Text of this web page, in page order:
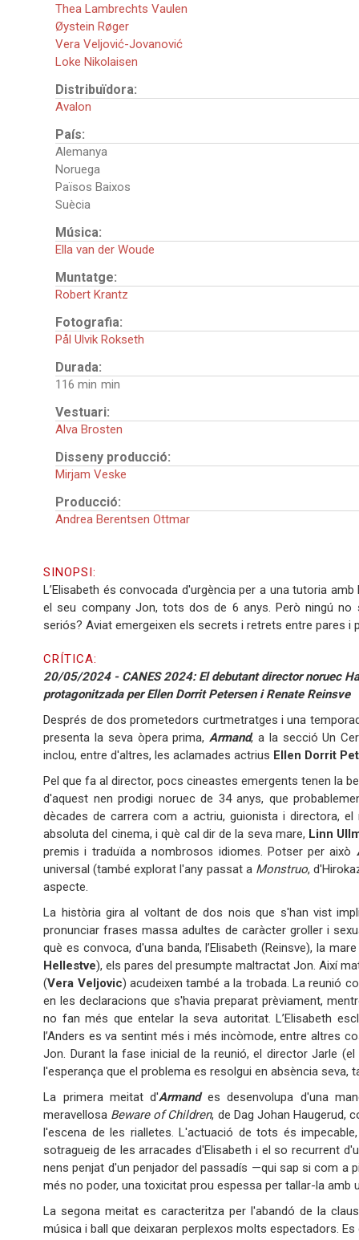
Thea Lambrechts Vaulen
Øystein Røger
Vera Veljović-Jovanović
Loke Nikolaisen
Distribuïdora:
Avalon
País:
Alemanya
Noruega
Països Baixos
Suècia
Música:
Ella van der Woude
Muntatge:
Robert Krantz
Fotografia:
Pål Ulvik Rokseth
Durada:
116 min
Vestuari:
Alva Brosten
Disseny producció:
Mirjam Veske
Producció:
Andrea Berentsen Ottmar
SINOPSI:
L’Elisabeth és convocada d'urgència per a una tutoria
el seu company Jon, tots dos de 6 anys. Però ningú
seriós? Aviat emergeixen els secrets i retrets entre pares
CRÍTICA:
20/05/2024 - CANES 2024: El debutant director noruec
protagonitzada per Ellen Dorrit Petersen i Renate Reinsve
Després de dos prometedors curtmetratges i una
presenta la seva òpera prima,Armand, a la secció Un
inclou, entre d'altres, les aclamades actrius Ellen Dorrit
Pel que fa al director, pocs cineastes emergents tenen la
d'aquest nen prodigi noruec de 34 anys, que
dècades de carrera com a actriu, guionista i directora,
absoluta del cinema, i què cal dir de la seva mare, Linn
premis i traduïda a nombrosos idiomes. Potser per això
universal (també explorat l'any passat a Monstruo,
aspecte.
La història gira al voltant de dos nois que s'han vist
pronunciar frases massa adultes de caràcter groller i
què es convoca, d'una banda, l’Elisabeth (Reinsve), la
Hellestve), els pares del presumpte maltractat Jon. Així
(Vera Veljovic) acudeixen també a la trobada. La reunió
en les declaracions que s'havia preparat prèviament,
no fan més que entelar la seva autoritat. L’Elisabeth
l’Anders es va sentint més i més incòmode, entre altres
Jon. Durant la fase inicial de la reunió, el director Jarle
l'esperança que el problema es resolgui en absència
La primera meitat d'Armandes desenvolupa d'una
meravellosa Beware of Children, de Dag Johan Haugerud,
l'escena de les rialletes. L'actuació de tots és
sotragueig de les arracades d'Elisabeth i el so recurrent
nens penjat d'un penjador del passadís —qui sap si com a
més no poder, una toxicitat prou espessa per tallar-la
La segona meitat es caracteritza per l'abandó de la
música i ball que deixaran perplexos molts espectadors.